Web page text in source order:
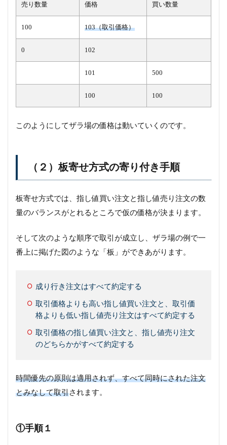
売り数量 価格 買い数量
100 103（取引価格）
0 102
101 500
100 100
このようにしてザラ場の価格は動いていくのです。
（２）板寄せ方式の寄り付き手順
板寄せ方式では、指し値買い注文と指し値売り注文の数
量のバランスがとれるところで仮の価格が決まります。
そして次のような順序で取引が成立し、ザラ場の例で一
番上に掲げた図のような「板」ができあがります。
成り行き注文はすべて約定する
取引価格よりも高い指し値買い注文と、取引価
格よりも低い指し値売り注文はすべて約定する
取引価格の指し値買い注文と、指し値売り注文
のどちらかがすべて約定する
時間優先の原則は適用されず、すべて同時にされた注文
とみなして取引されます。
①手順１